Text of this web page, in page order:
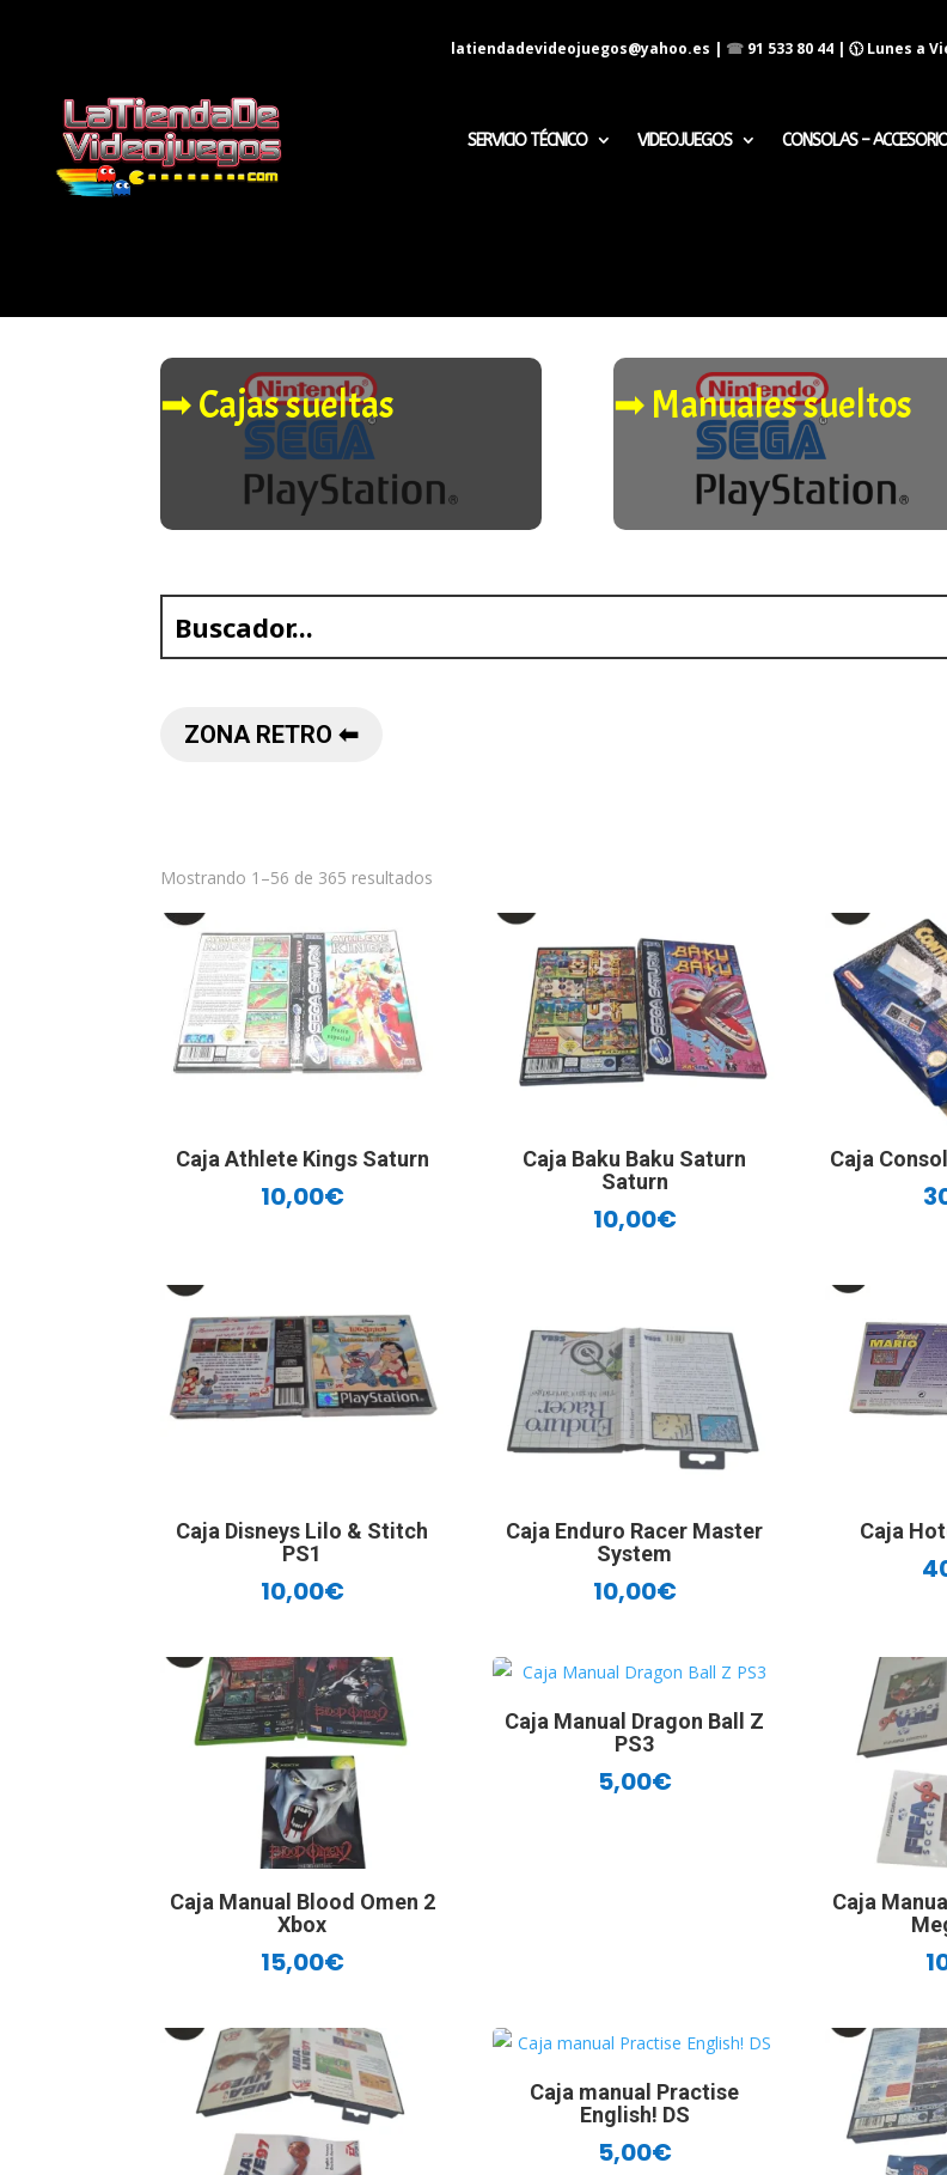
latiendadevideojuegos@yahoo.es | ☎ 91 533 80 44| 🕦 Lunes a
SERVICIO TÉCNICO VIDEOJUEGOS CONSOLAS –
➡︎ Cajas sueltas ➡︎ Manuales sueltos
ZONA RETRO ⬅︎
Mostrando 1–56 de 365 resultados
Caja Athlete Kings Saturn
10,00€
Caja Baku Baku Saturn
Saturn
10,00€
Caja
Caja Disneys Lilo & Stitch
PS1
10,00€
Caja Enduro Racer Master
System
10,00€
Caja
Caja Manual Blood Omen 2
Xbox
15,00€
Caja Manual Dragon Ball Z
PS3
5,00€
Caja
Caja manual Practise
English! DS
5,00€